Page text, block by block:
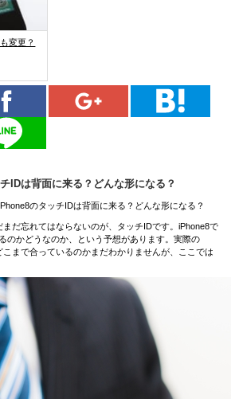
変更？
IDは背面に来る？どんな形になる？
のタッチIDは背面に来る？どんな形になる？
だ忘れてはならないのが、タッチIDです。iPhone8で
のかどうなのか、という予想があります。実際の
まで合っているのかまだわかりませんが、ここでは